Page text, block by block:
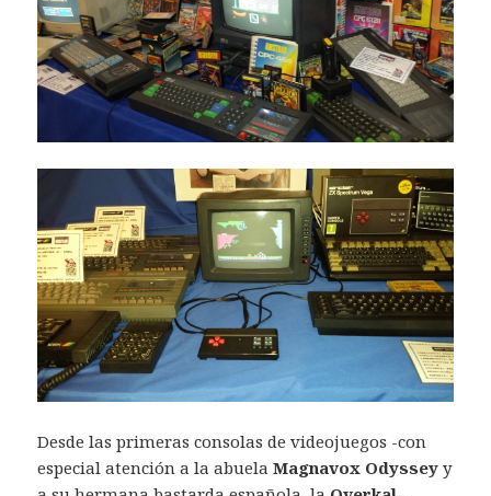
Desde las primeras consolas de videojuegos -con
especial atención a la abuelaMagnavox Odyssey y